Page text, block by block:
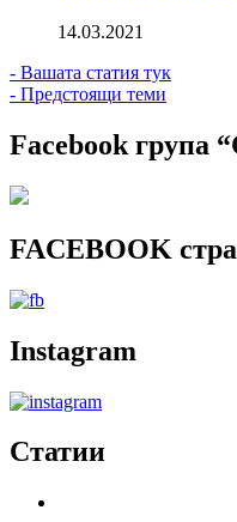
14.03.2021
- Вашата статия тук
- Предстоящи теми
Facebook група
FACEBOOK
Instagram
Статии